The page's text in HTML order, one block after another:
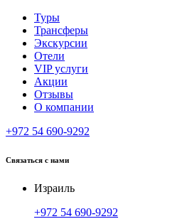
Туры
Трансферы
Экскурсии
Отели
VIP услуги
Акции
Отзывы
О компании
+972 54 690-9292
Связаться с нами
Израиль
+972 54 690-9292